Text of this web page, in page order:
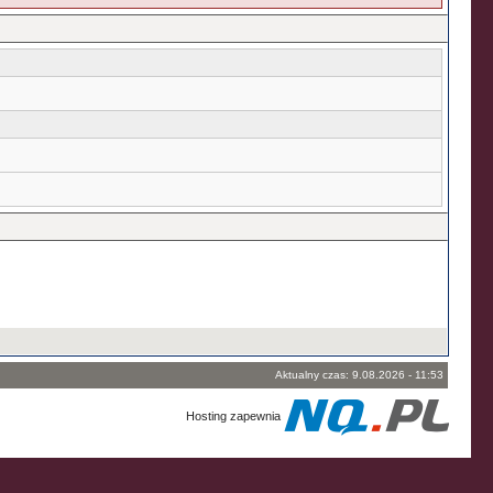
Aktualny czas: 9.08.2026 - 11:53
Hosting zapewnia